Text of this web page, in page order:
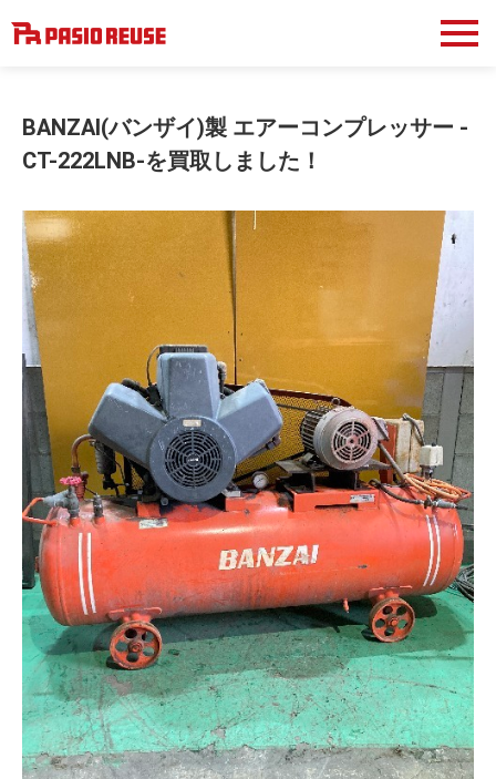
BANZAI(バンザイ)製 エアーコンプレッサー -
CT-222LNB-を買取しました！